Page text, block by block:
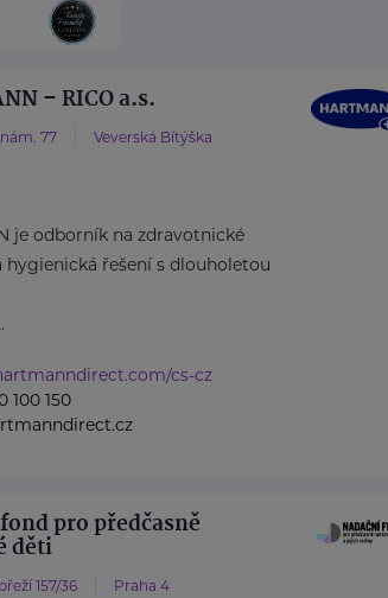
– RICO a.s.
77 Veverská Bítýška
je odborník na zdravotnické
hygienická řešení s dlouholetou
cs-cz
100 150
pro předčasně
děti
157/36 Praha 4